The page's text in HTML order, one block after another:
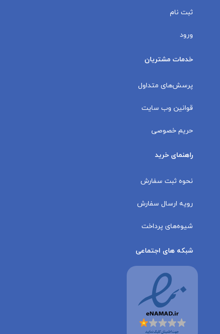
ثبت نام
ورود
خدمات مشتریان
پرسش‌های متداول
قوانین وب سایت
حریم خصوصی
راهنمای خرید
نحوه ثبت سفارش
رویه ارسال سفارش
شیوه‌های پرداخت
شبکه های اجتماعی